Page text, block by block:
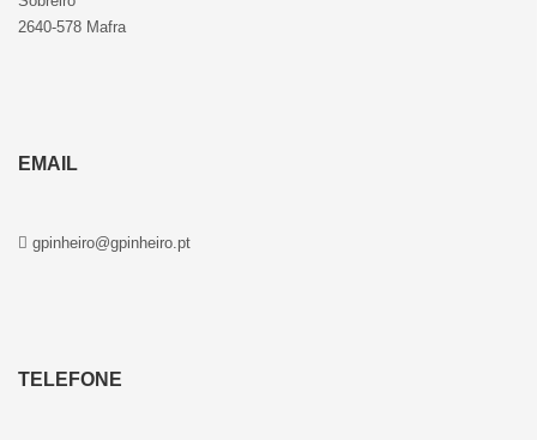
2640-578 Mafra
EMAIL
gpinheiro@gpinheiro.pt
TELEFONE